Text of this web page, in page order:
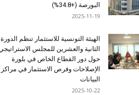
البورصة (+34.8%)
2025-11-19
الهيئة التونسية للاستثمار تنظم الدورة
الثانية والعشرين للمجلس
حول دور القطاع الخاص في بلورة
الإصلاحات وفرص الاستثمار في مراكز
البيانات
2025-10-22